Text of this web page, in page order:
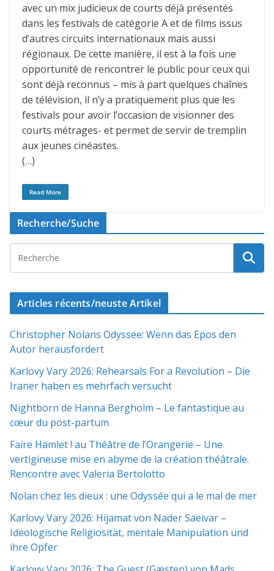
avec un mix judicieux de courts déjà présentés
dans les festivals de catégorie A et de films issus
d’autres circuits internationaux mais aussi
régionaux. De cette manière, il est à la fois une
opportunité de rencontrer le public pour ceux qui
sont déjà reconnus – mis à part quelques chaînes
de télévision, il n’y a pratiquement plus que les
festivals pour avoir l’occasion de visionner des
courts métrages- et permet de servir de tremplin
aux jeunes cinéastes.
(…)
Read More
Recherche/Suche
Articles récents/neuste Artikel
Christopher Nolans Odyssee: Wenn das Epos den
Autor herausfordert
Karlovy Vary 2026: Rehearsals For a Revolution – Die
Iraner haben es mehrfach versucht
Nightborn de Hanna Bergholm – Le fantastique au
cœur du post-partum
Faire Hamlet ! au Théâtre de l’Orangerie – Une
vertigineuse mise en abyme de la création théâtrale.
Rencontre avec Valeria Bertolotto
Nolan chez les dieux : une Odyssée qui a le mal de mer
Karlovy Vary 2026: Hijamat von Nader Saeivar​​ –
Ideologische Religiosität, mentale Manipulation und
ihre Opfer